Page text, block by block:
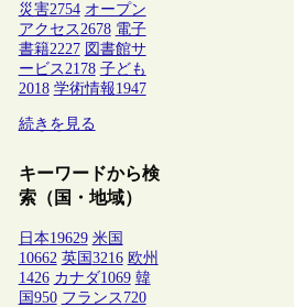
災害2754 オープン
アクセス2678 電子
書籍2227 図書館サ
ービス2178 子ども
2018 学術情報1947
続きを見る
キーワードから検
索（国・地域）
日本19629 米国
10662 英国 3216 欧州
1426 カナダ1069 韓
国 950 フランス 720